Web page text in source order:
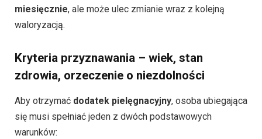
miesięcznie, ale może ulec zmianie wraz z kolejną
waloryzacją.
Kryteria przyznawania – wiek, stan
zdrowia, orzeczenie o niezdolności
Aby otrzymać dodatek pielęgnacyjny, osoba ubiegająca
się musi spełniać jeden z dwóch podstawowych
warunków: